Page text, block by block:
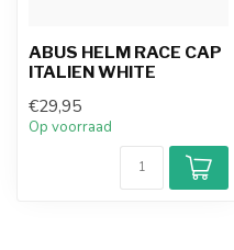
ABUS HELM RACE CAP
ITALIEN WHITE
€29,95
Op voorraad